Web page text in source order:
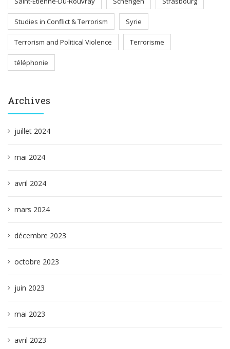
Studies in Conflict & Terrorism Syrie
Terrorism and Political Violence Terrorisme
téléphonie
Archives
juillet 2024
mai 2024
avril 2024
mars 2024
décembre 2023
octobre 2023
juin 2023
mai 2023
avril 2023